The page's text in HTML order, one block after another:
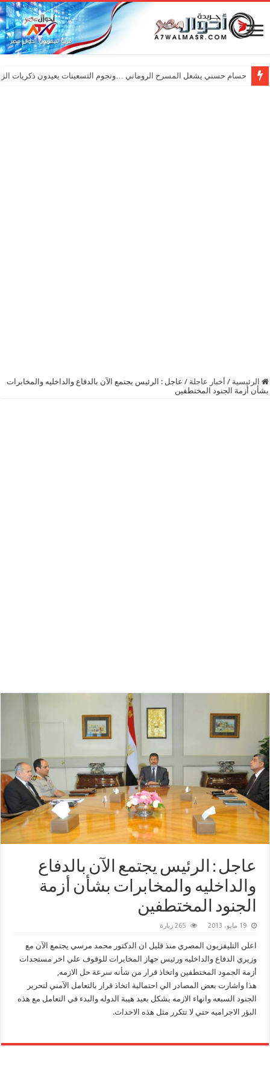
حسام حسني يشعل المسرح الروماني …ونجوم التسعينات يعيدون ذكريات
الرئيسية / أخبار عاجلة / عاجل : الرئيس يجتمع الآن بالدفاع والداخليه والمخابرات
بشأن أزمة الجنود المختطفين
عاجل : الرئيس يجتمع الآن بالدفاع
والداخليه والمخابرات بشأن أزمة
الجنود المختطفين
19 مايو، 2013 265 زيارة
اعلن التليفزيون المصري منذ قليل ان الدكتور محمد مرسي يجتمع الآن مع
وزيري الدفاع والداخليه ورئيس جهاز المخابرات للوقوف علي اخر مستجدات
أزمة الجمود المختطفين واتخاذ قرار من شأنه سرعة حل الازمه,
هذا واشارت بعض المصادر الي احتمالية اتخاذ قرار بالتعامل الآمني لتحرير
الجنود السبعه وانهاء الازمه بشكل بعيد هيبة الدوله والبدء في التعامل مع هذه
البؤر الاجراميه حتي لا تتكرر مثل هذه الاحداث.